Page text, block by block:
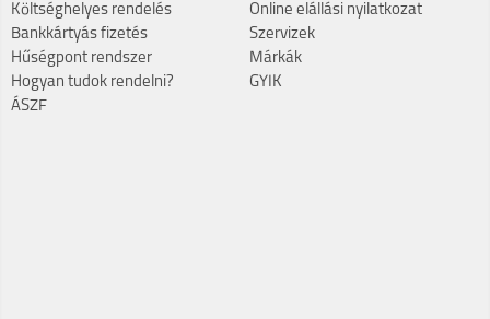
Költséghelyes rendelés
Bankkártyás fizetés
Hűségpont rendszer
Hogyan tudok rendelni?
ÁSZF
Online elállási nyilatkozat
Szervizek
Márkák
GYIK